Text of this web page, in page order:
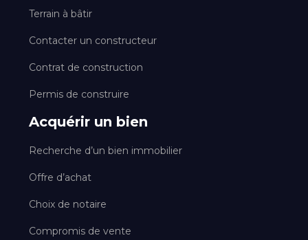
Terrain à bâtir
Contacter un constructeur
Contrat de construction
Permis de construire
Acquérir un bien
Recherche d’un bien immobilier
Offre d’achat
Choix de notaire
Compromis de vente